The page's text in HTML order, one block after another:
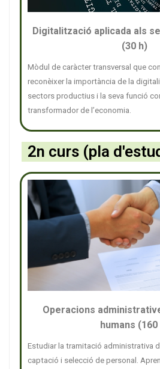
Digitalització aplicada als
(30 h)
Mòdul de caràcter transversal que
reconèixer la importància de la
sectors productius i la seva funció
transformador de l’economia.
2n curs (pla
Operacions
humans (160
Estudiar la tramitació administrativa
captació i selecció de personal.